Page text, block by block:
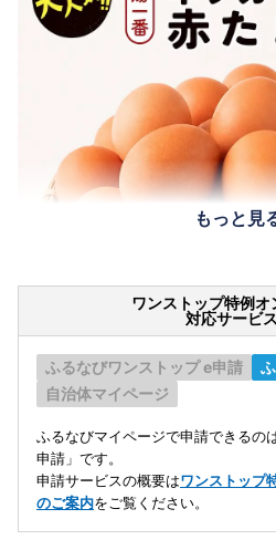
もっと見
ワンストップ特例オ
対応サービ
ふるなびワンストップ e申請
自治体マイページ
ふるなびマイページで申請できるの
申請」です。
申請サービスの概要はワンストップ
のご案内をご覧ください。